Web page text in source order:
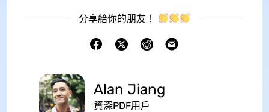
分享給你的朋友！
Alan Jiang
資深PDF用戶